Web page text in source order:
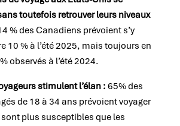
toutefois retrouver leurs niveaux
% des Canadiens prévoient s’y
10 % à l’été 2025, mais toujours en
observés à l’été 2024.
stimulent l’élan : 65% des
de 18 à 34 ans prévoient voyager
plus susceptibles que les